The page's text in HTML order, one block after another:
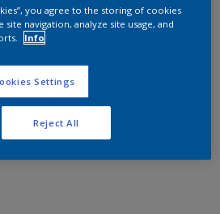
you agree to the storing of cookies
navigation, analyze site usage, and
Info
Settings
Reject All